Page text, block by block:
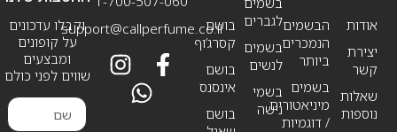
אודות
יצירת
קשר
שאלות
נוספות
לגברים
בשמים
לנשים
בשמי
נישה
הבשמים
הנמכרים
ביותר
בשמים
מיניאטורים
/ דוגמיות
בושם
קסרג’וף
בושם
אינסנס
בושם
support@callperfume.co.ilוקבלו עדכונים
על קופונים
ומבצעים
שווים לפני כולם